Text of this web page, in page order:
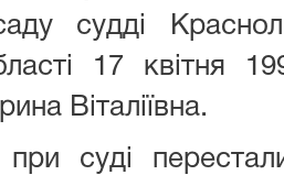
судді
17 квітня
Віталіївна.
суді